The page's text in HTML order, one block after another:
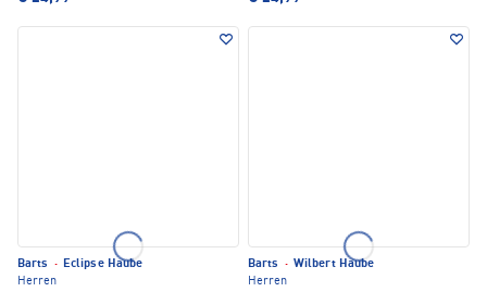
Barts · Eclipse Haube
Herren
Barts · Wilbert Haube
Herren